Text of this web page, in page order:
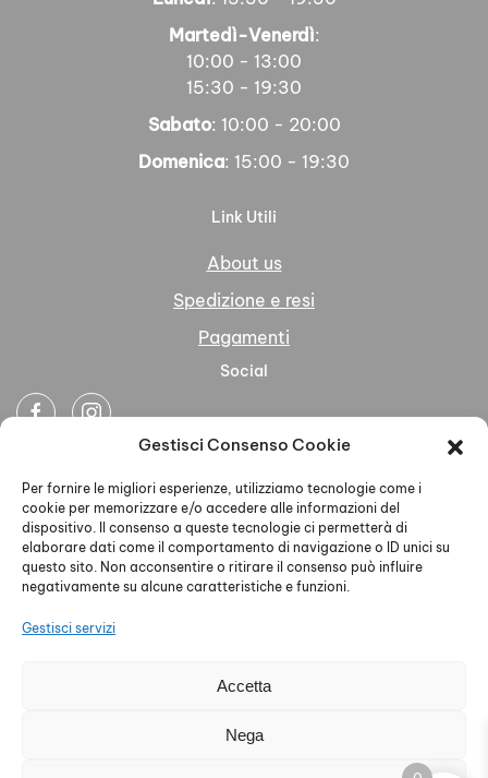
Gestisci Consenso Cookie
Per fornire le migliori esperienze, utilizziamo tecnologie come i
cookie per memorizzare e/o accedere alle informazioni del
dispositivo. Il consenso a queste tecnologie ci permetterà di
elaborare dati come il comportamento di navigazione o ID unici su
questo sito. Non acconsentire o ritirare il consenso può influire
negativamente su alcune caratteristiche e funzioni.
Gestisci servizi
Accetta
Nega
Martedì-Venerdì:
10:00 - 13:00
15:30 - 19:30
Sabato: 10:00 - 20:00
Domenica: 15:00 - 19:30
Link Utili
About us
Spedizione e resi
Pagamenti
Social
aelleabbigliamento@pec.it - Privacy Policy - Cookie Policy